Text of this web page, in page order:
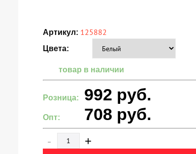
Артикул: 125882
Цвета:
товар в наличии
Розница: 992 руб.
Опт: 708 руб.
- +